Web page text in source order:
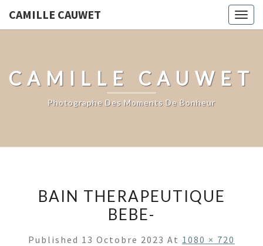
CAMILLE CAUWET
CAMILLE CAUWET
Photographe Des Moments De Bonheur
BAIN THERAPEUTIQUE
BEBE-
Published 13 Octobre 2023 At 1080 × 720